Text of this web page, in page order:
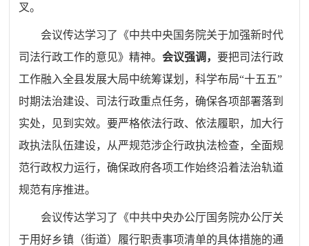
叉。
会议传达学习了《中共中央国务院关于加强新时代
司法行政工作的意见》精神。会议强调，要把司法行政
工作融入全县发展大局中统筹谋划，科学布局“十五五”
时期法治建设、司法行政重点任务，确保各项部署落到
实处，见到实效。要严格依法行政、依法履职，加大行
政执法队伍建设，从严规范涉企行政执法检查，全面规
范行政权力运行，确保政府各项工作始终沿着法治轨道
规范有序推进。
会议传达学习了《中共中央办公厅国务院办公厅关
于用好乡镇（街道）履行职责事项清单的具体措施的通